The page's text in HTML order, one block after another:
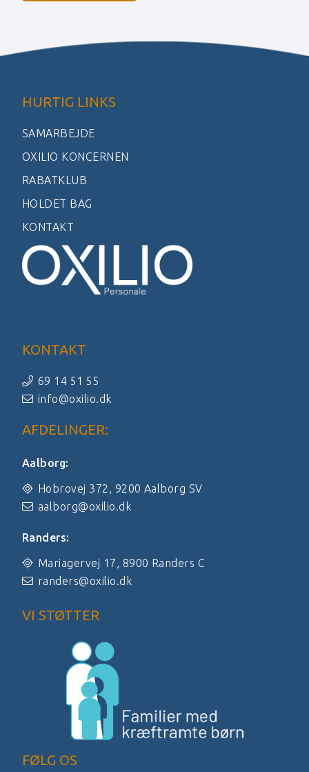
HURTIG LINKS
SAMARBEJDE
OXILIO KONCERNEN
RABATKLUB
HOLDET BAG
KONTAKT
KONTAKT
69 14 51 55
info@oxilio.dk
AFDELINGER:
Aalborg:
Hobrovej 372, 9200 Aalborg SV
aalborg@oxilio.dk
Randers:
Mariagervej 17, 8900 Randers C
randers@oxilio.dk
VI STØTTER
FØLG OS